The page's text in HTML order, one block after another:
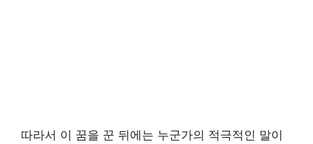
따라서 이 꿈을 꾼 뒤에는 누군가의 적극적인 말이